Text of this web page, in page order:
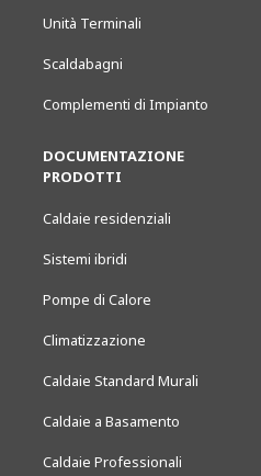
Unità Terminali
Scaldabagni
Complementi di Impianto
DOCUMENTAZIONE
PRODOTTI
Caldaie residenziali
Sistemi ibridi
Pompe di Calore
Climatizzazione
Caldaie Standard Murali
Caldaie a Basamento
Caldaie Professionali